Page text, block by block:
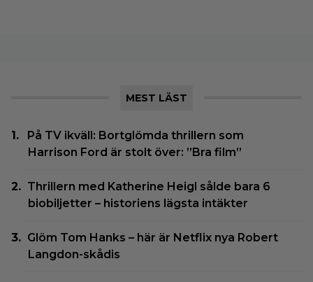
MEST LÄST
På TV ikväll: Bortglömda thrillern som
Harrison Ford är stolt över: ”Bra film”
Thrillern med Katherine Heigl sålde bara 6
biobiljetter – historiens lägsta intäkter
Glöm Tom Hanks – här är Netflix nya Robert
Langdon-skådis